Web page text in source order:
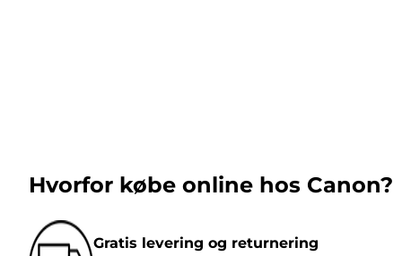
Hvorfor købe online hos Canon?
Gratis levering og returnering